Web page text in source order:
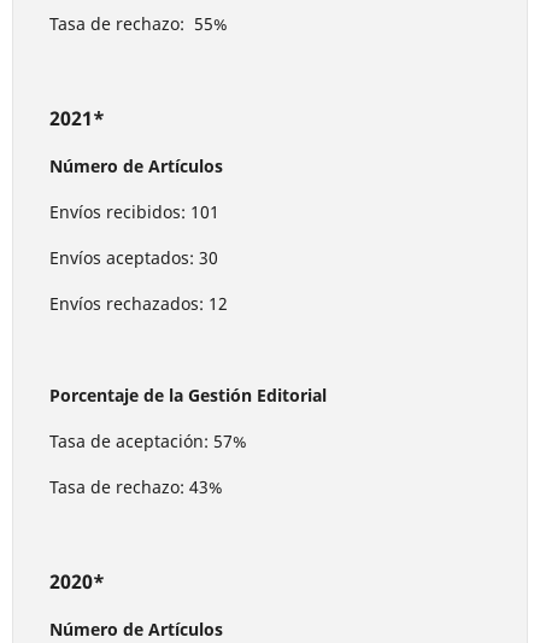
Tasa de rechazo: 55%
2021*
Número de Artículos
Envíos recibidos: 101
Envíos aceptados: 30
Envíos rechazados: 12
Porcentaje de la Gestión Editorial
Tasa de aceptación: 57%
Tasa de rechazo: 43%
2020*
Número de Artículos